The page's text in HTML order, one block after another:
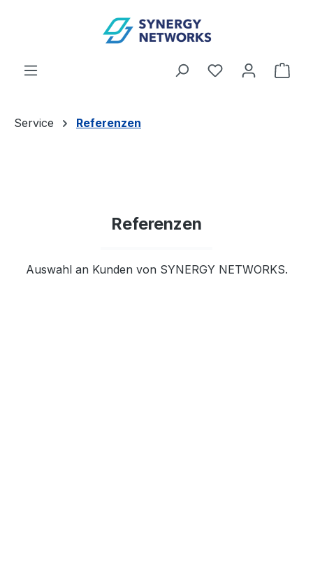
Zum Hauptinhalt springen
Du hast 0
Service Referenzen
Referenzen
Auswahl an Kunden von SYNERGY NETWORKS.